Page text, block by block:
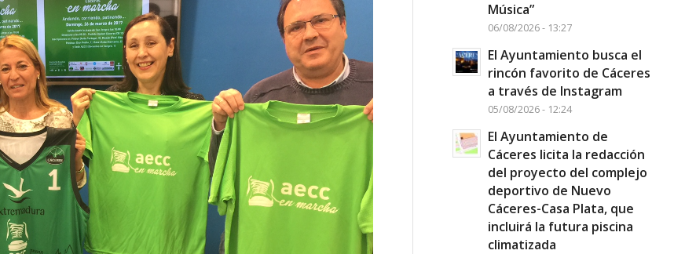
Música”
06/08/2026 - 13:27
El Ayuntamiento busca el
rincón favorito de Cáceres
a través de Instagram
05/08/2026 - 12:24
El Ayuntamiento de
Cáceres licita la redacción
del proyecto del complejo
deportivo de Nuevo
Cáceres-Casa Plata, que
incluirá la futura piscina
climatizada